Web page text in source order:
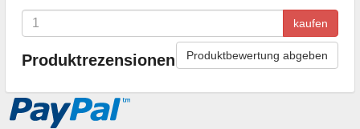
kaufen
Produktrezensionen Produktbewertung abgeben